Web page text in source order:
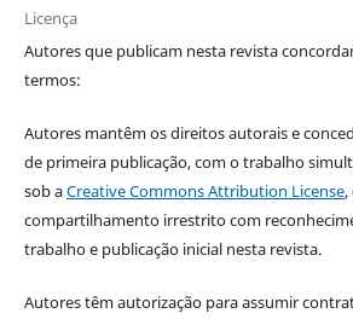
Licença
Autores que publicam nesta revista
termos:
Autores mantêm os direitos autorais e
de primeira publicação, com o trabalho
sob aCreative Commons Attribution License,
compartilhamento irrestrito com
trabalho e publicação inicial nesta revista.
Autores têm autorização para assumir